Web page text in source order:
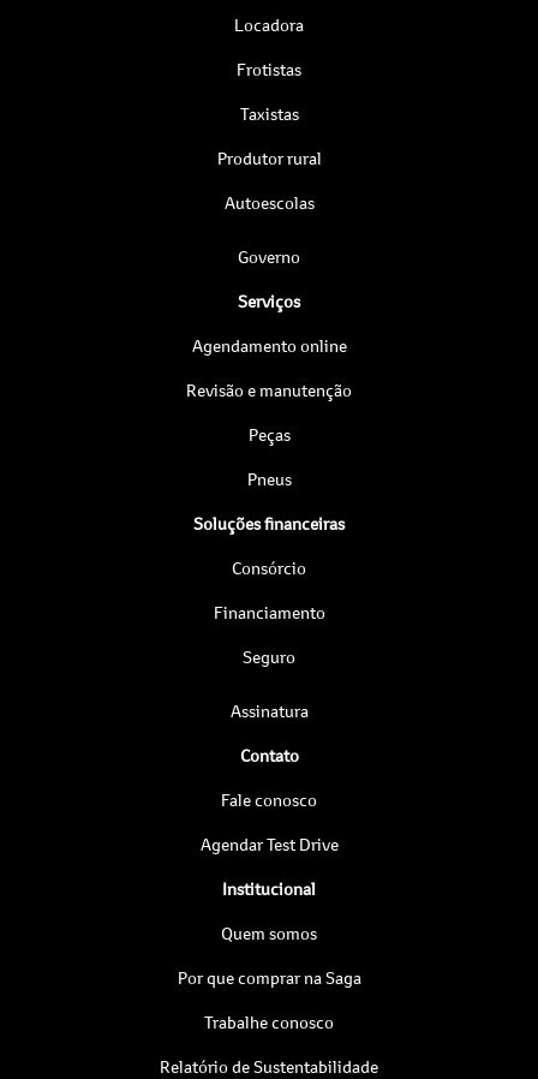
Locadora
Frotistas
Taxistas
Produtor rural
Autoescolas
Governo
Serviços
Agendamento online
Revisão e manutenção
Peças
Pneus
Soluções financeiras
Consórcio
Financiamento
Seguro
Assinatura
Contato
Fale conosco
Agendar Test Drive
Institucional
Quem somos
Por que comprar na Saga
Trabalhe conosco
Relatório de Sustentabilidade